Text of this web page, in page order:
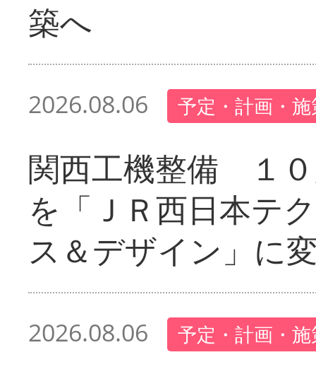
築へ
2026.08.06 予定・計画・
関西工機整備 １
を「ＪＲ西日本テ
ス＆デザイン」に
2026.08.06 予定・計画・